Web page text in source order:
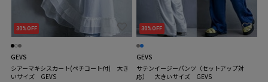
30%OFF
GEVS
シアーマキシスカート(ペチコート付) 大き
いサイズ GEVS
30%OFF
GEVS
サテンイージーパンツ（セットアップ対
応） 大きいサイズ GEVS